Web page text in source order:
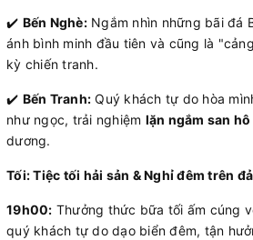
✔️ Bến Nghè:Ngắm nhìn những bãi đá
ánh bình minh đầu tiên và cũng là
kỳ chiến tranh.
✔️ Bến Tranh: Quý khách tự do hòa
như ngọc, trải nghiệm lặn ngắm san hô
dương.
Tối: Tiệc tối hải sản & Nghỉ đêm trên
19h00: Thưởng thức bữa tối ấm cúng
quý khách tự do dạo biển đêm, tận